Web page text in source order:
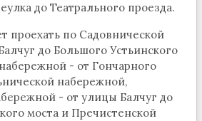
до Театрального проезда.
проехать по Садовнической
до Большого Устьинского
- от Гончарного
набережной,
- от улицы Балчуг до
моста и Пречистенской